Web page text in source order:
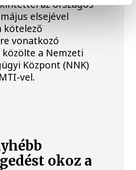
az országos
elsejével
kötelező
vonatkozó
a Nemzeti
Központ (NNK)
vel.
okoz a